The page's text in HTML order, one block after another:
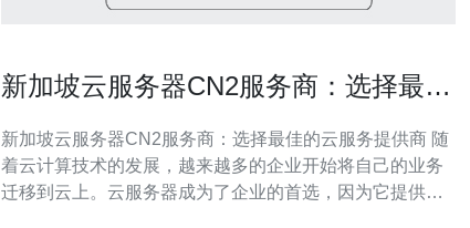
新加坡云服务器CN2服务商：选择最佳
新加坡云服务器CN2服务商：选择最佳的云服务提供商 随
着云计算技术的发展，越来越多的企业开始将自己的业务
迁移到云上。云服务器成为了企业的首选，因为它提供了